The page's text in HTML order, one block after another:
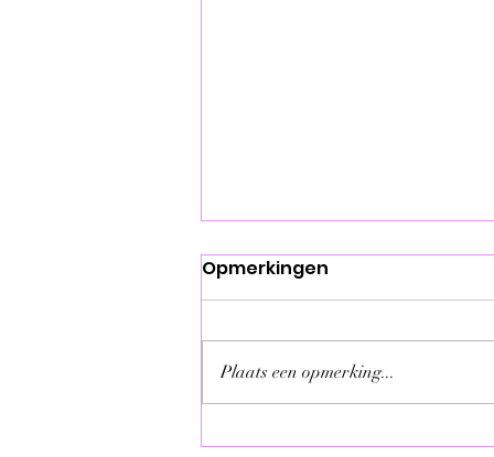
Basiscursus
Opmerkingen
Plaats een opmerking...